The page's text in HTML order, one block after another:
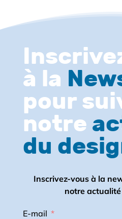
à la
pour
notre
du
Inscrivez-vous à la
notre
E-mail